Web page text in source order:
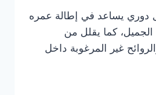
دوري يساعد في إطالة عمره
كما يقلل من
غير المرغوبة داخل